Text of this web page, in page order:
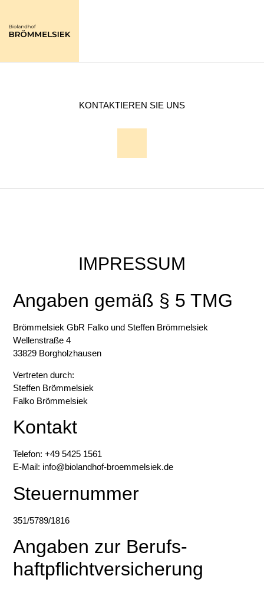
KONTAKTIEREN SIE UNS
IMPRESSUM
Angaben gemäß § 5 TMG
Brömmelsiek GbR Falko und Steffen Brömmelsiek
Wellenstraße 4
33829 Borgholzhausen
Vertreten durch:
Steffen Brömmelsiek
Falko Brömmelsiek
Kontakt
Telefon: +49 5425 1561
E-Mail: info@biolandhof-broemmelsiek.de
Steuernummer
351/5789/1816
Angaben zur Berufs­
haftpflichtversicherung